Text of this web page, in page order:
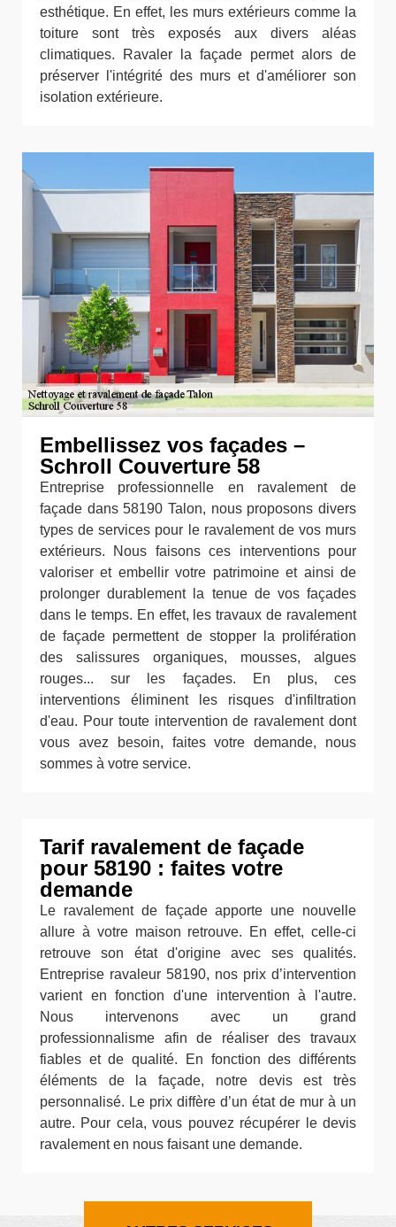
esthétique. En effet, les murs extérieurs comme la
toiture sont très exposés aux divers aléas
climatiques. Ravaler la façade permet alors de
préserver l'intégrité des murs et d'améliorer son
isolation extérieure.
Embellissez vos façades –
Schroll Couverture 58
Entreprise professionnelle en ravalement de
façade dans 58190 Talon, nous proposons divers
types de services pour le ravalement de vos murs
extérieurs. Nous faisons ces interventions pour
valoriser et embellir votre patrimoine et ainsi de
prolonger durablement la tenue de vos façades
dans le temps. En effet, les travaux de ravalement
de façade permettent de stopper la prolifération
des salissures organiques, mousses, algues
rouges... sur les façades. En plus, ces
interventions éliminent les risques d'infiltration
d'eau. Pour toute intervention de ravalement dont
vous avez besoin, faites votre demande, nous
sommes à votre service.
Tarif ravalement de façade
pour 58190 : faites votre
demande
Le ravalement de façade apporte une nouvelle
allure à votre maison retrouve. En effet, celle-ci
retrouve son état d'origine avec ses qualités.
Entreprise ravaleur 58190, nos prix d’intervention
varient en fonction d'une intervention à l'autre.
Nous intervenons avec un grand
professionnalisme afin de réaliser des travaux
fiables et de qualité. En fonction des différents
éléments de la façade, notre devis est très
personnalisé. Le prix diffère d’un état de mur à un
autre. Pour cela, vous pouvez récupérer le devis
ravalement en nous faisant une demande.